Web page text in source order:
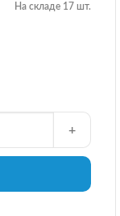
На складе 17 шт.
+